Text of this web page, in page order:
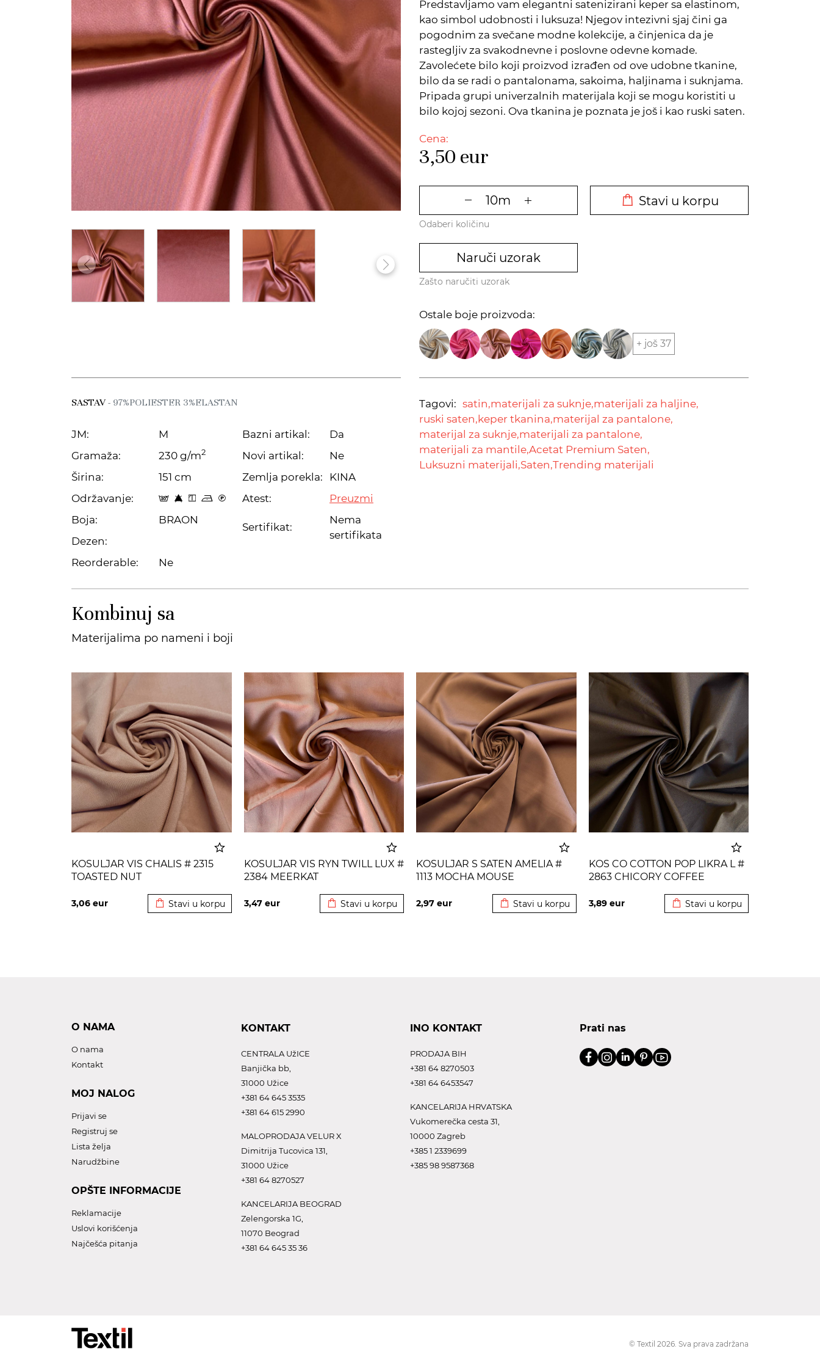
Predstavljamo vam elegantni satenizirani keper sa elastinom,
kao simbol udobnosti i luksuza! Njegov intezivni sjaj čini ga
pogodnim za svečane modne kolekcije, a činjenica da je
rastegljiv za svakodnevne i poslovne odevne komade.
Zavolećete bilo koji proizvod izrađen od ove udobne tkanine,
bilo da se radi o pantalonama, sakoima, haljinama i suknjama.
Pripada grupi univerzalnih materijala koji se mogu koristiti u
bilo kojoj sezoni. Ova tkanina je poznata je još i kao ruski saten.
Cena:
3,50 eur
Stavi u korpu
Odaberi količinu
Naruči uzorak
Zašto naručiti uzorak
Ostale boje proizvoda:
+ još 37
SASTAV- 97%POLIESTER 3%ELASTAN
JM:
M
Gramaža:
230 g/m2
Širina:
151 cm
Održavanje:
s 8 y o C
Boja:
BRAON
Dezen:
Reorderable:
Ne
Bazni artikal:
Da
Novi artikal:
Ne
Zemlja porekla:
KINA
Atest:
Preuzmi
Sertifikat:
Nema
sertifikata
Tagovi: satin,materijali za suknje,materijali za haljine,
ruski saten,keper tkanina,materijal za pantalone,
materijal za suknje,materijali za pantalone,
materijali za mantile,Acetat Premium Saten,
Luksuzni materijali,Saten,Trending materijali
Kombinuj sa
Materijalima po nameni i boji
KOSULJAR VIS CHALIS # 2315
TOASTED NUT
3,06 eur Stavi u korpu
KOSULJAR VIS RYN TWILL LUX #
2384 MEERKAT
3,47 eur Stavi u korpu
KOSULJAR S SATEN AMELIA #
1113 MOCHA MOUSE
2,97 eur Stavi u korpu
KOS CO COTTON POP LIKRA L #
2863 CHICORY COFFEE
3,89 eur Stavi u korpu
O NAMA
O nama
Kontakt
MOJ NALOG
Prijavi se
Registruj se
Lista želja
Narudžbine
OPŠTE INFORMACIJE
Reklamacije
Uslovi korišćenja
Najčešća pitanja
KONTAKT
CENTRALA UžICE
Banjička bb,
31000 Užice
+381 64 645 3535
+381 64 615 2990
MALOPRODAJA VELUR X
Dimitrija Tucovica 131,
31000 Užice
+381 64 8270527
KANCELARIJA BEOGRAD
Zelengorska 1G,
11070 Beograd
+381 64 645 35 36
INO KONTAKT
PRODAJA BIH
+381 64 8270503
+381 64 6453547
KANCELARIJA HRVATSKA
Vukomerečka cesta 31,
10000 Zagreb
+385 1 2339699
+385 98 9587368
Prati nas
© Textil 2026. Sva prava zadržana